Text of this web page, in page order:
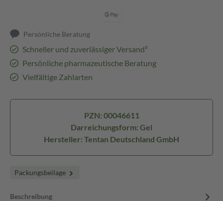
Persönliche Beratung
Schneller und zuverlässiger Versand³
Persönliche pharmazeutische Beratung
Vielfältige Zahlarten
PZN: 00046611
Darreichungsform: Gel
Hersteller: Tentan Deutschland GmbH
Packungsbeilage
Beschreibung